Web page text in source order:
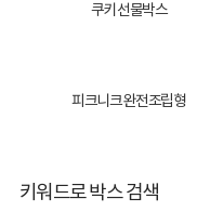
쿠키 선물박스
피크니크 완전조립형
키워드로 박스 검색